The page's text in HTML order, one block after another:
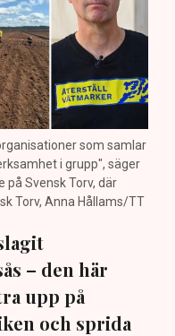
som samlar
i grupp", säger
på Svensk Torv, där
Torv, Anna Hållams/TT
– den här
upp på
och sprida